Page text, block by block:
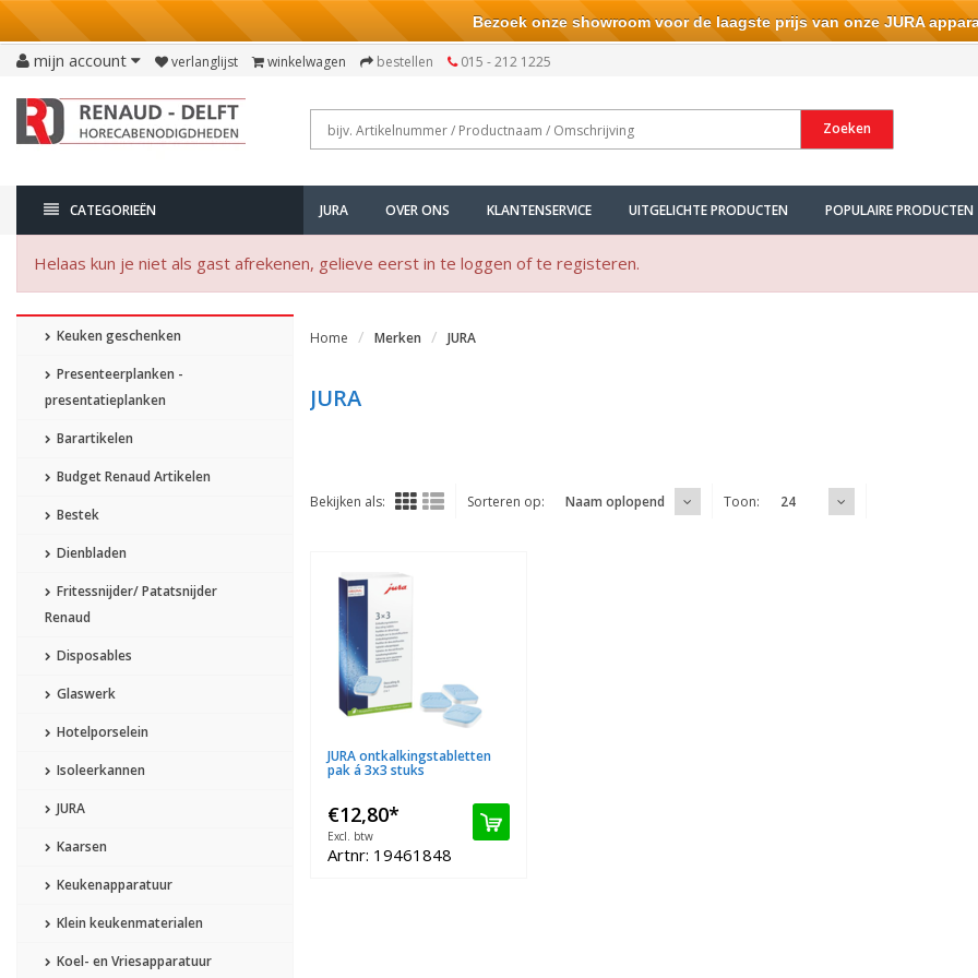
mijn account verlanglijst winkelwagen bestellen 015 - 212 1225
Zoeken
CATEGORIEËN JURA OVER ONS KLANTENSERVICE UITGELICHTE PRODUCTEN POPULAIRE PRODUCTEN
Helaas kun je niet als gast afrekenen, gelieve eerst in te loggen of te registeren.
Keuken geschenken
Presenteerplanken -
presentatieplanken
Barartikelen
Budget Renaud Artikelen
Bestek
Dienbladen
Fritessnijder/ Patatsnijder
Renaud
Disposables
Glaswerk
Hotelporselein
Isoleerkannen
JURA
Kaarsen
Keukenapparatuur
Klein keukenmaterialen
Koel- en Vriesapparatuur
Home Merken JURA
JURA
Bekijken als: Sorteren op: Naam oplopend Toon: 24
JURA ontkalkingstabletten
pak á 3x3 stuks
€12,80*
Excl. btw
Artnr: 19461848
Bezoek onze showroom voor de laagste prijs van onze JURA